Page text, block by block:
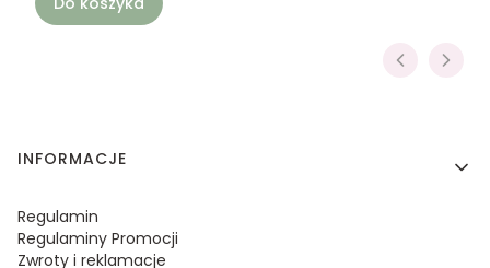
Linki w stopce
INFORMACJE
Regulamin
Regulaminy Promocji
Zwroty i reklamacje